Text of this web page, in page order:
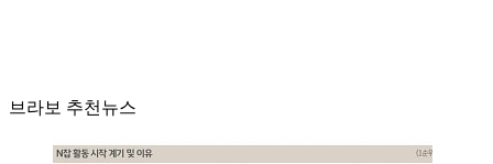
브라보 추천뉴스